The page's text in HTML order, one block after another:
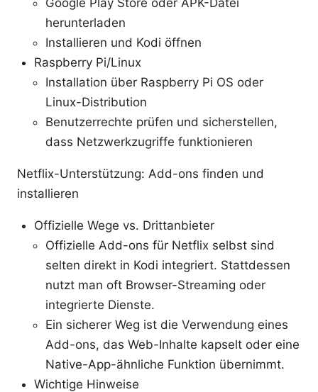
herunterladen
Installieren und Kodi öffnen
Raspberry Pi/Linux
Installation über Raspberry Pi OS oder
Linux-Distribution
Benutzerrechte prüfen und sicherstellen,
dass Netzwerkzugriffe funktionieren
Netflix-Unterstützung: Add-ons finden und
installieren
Offizielle Wege vs. Drittanbieter
Offizielle Add-ons für Netflix selbst sind
selten direkt in Kodi integriert. Stattdessen
nutzt man oft Browser-Streaming oder
integrierte Dienste.
Ein sicherer Weg ist die Verwendung eines
Add-ons, das Web-Inhalte kapselt oder eine
Native-App-ähnliche Funktion übernimmt.
Wichtige Hinweise